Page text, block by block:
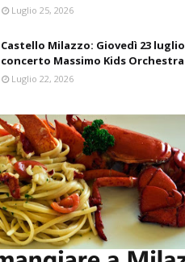
Luglio 25, 2026
Castello Milazzo: Giovedì 23 luglio
concerto Massimo Kids Orchestra
Luglio 22, 2026